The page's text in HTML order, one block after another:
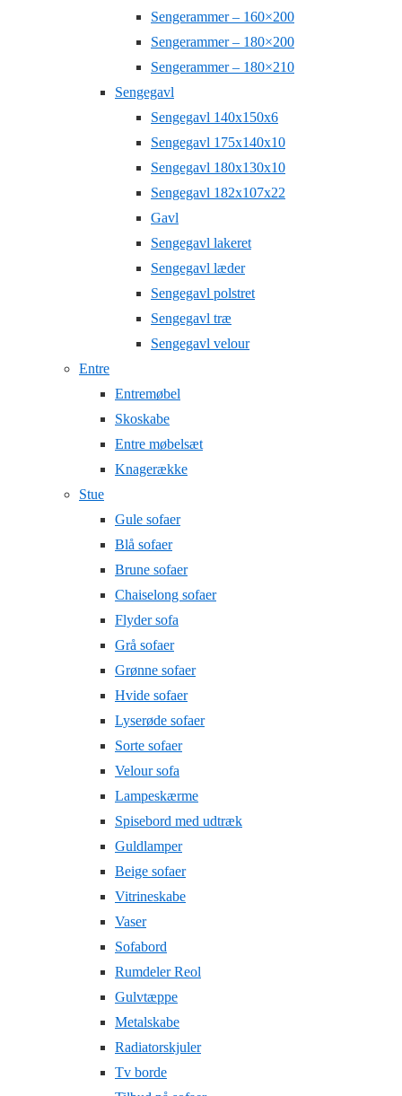
Sengerammer – 160×200
Sengerammer – 180×200
Sengerammer – 180×210
Sengegavl
Sengegavl 140x150x6
Sengegavl 175x140x10
Sengegavl 180x130x10
Sengegavl 182x107x22
Gavl
Sengegavl lakeret
Sengegavl læder
Sengegavl polstret
Sengegavl træ
Sengegavl velour
Entre
Entremøbel
Skoskabe
Entre møbelsæt
Knagerække
Stue
Gule sofaer
Blå sofaer
Brune sofaer
Chaiselong sofaer
Flyder sofa
Grå sofaer
Grønne sofaer
Hvide sofaer
Lyserøde sofaer
Sorte sofaer
Velour sofa
Lampeskærme
Spisebord med udtræk
Guldlamper
Beige sofaer
Vitrineskabe
Vaser
Sofabord
Rumdeler Reol
Gulvtæppe
Metalskabe
Radiatorskjuler
Tv borde